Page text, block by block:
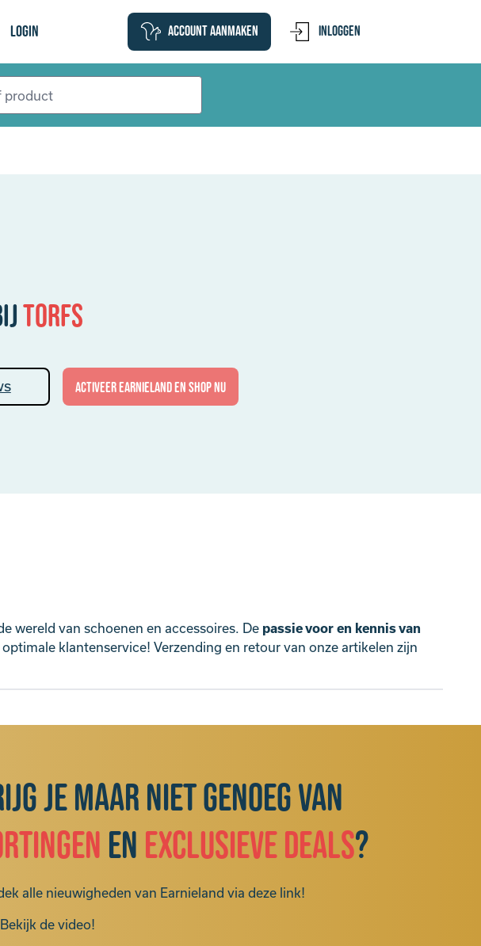
login Account aanmaken Inloggen
Torfs
activeer Earnieland en shop nu
wereld van schoenen en accessoires. De passie voor en kennis van
klantenservice! Verzending en retour van onze artikelen zijn
je maar niet genoeg van
en exclusieve deals?
alle nieuwigheden van Earnieland via deze link!
Bekijk de video!